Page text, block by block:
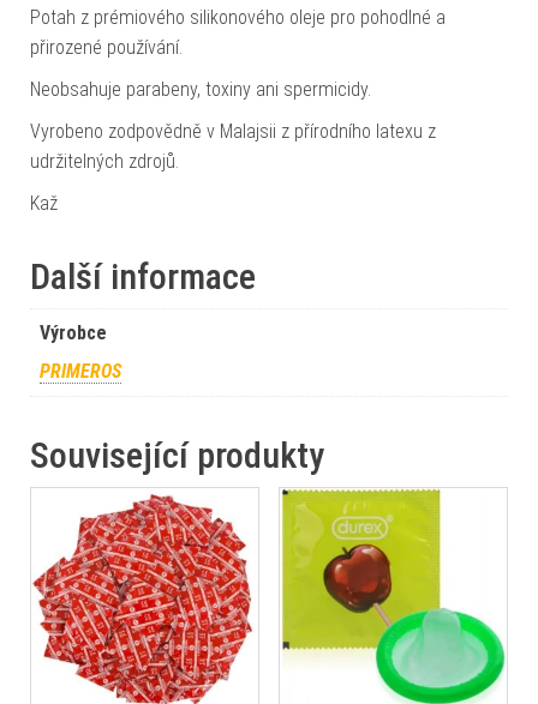
Potah z prémiového silikonového oleje pro pohodlné a
přirozené používání.
Neobsahuje parabeny, toxiny ani spermicidy.
Vyrobeno zodpovědně v Malajsii z přírodního latexu z
udržitelných zdrojů.
Kaž
Další informace
Výrobce
PRIMEROS
Související produkty